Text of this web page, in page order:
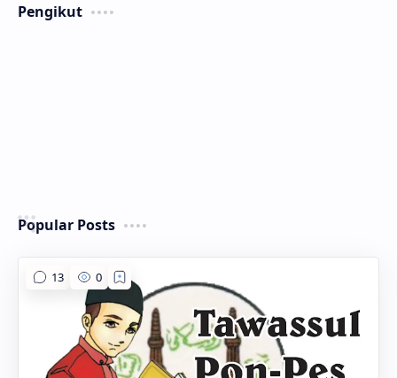
Pengikut
Popular Posts